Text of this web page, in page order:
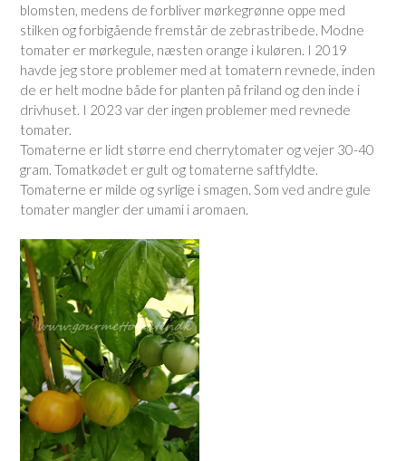
blomsten, medens de forbliver mørkegrønne oppe med
stilken og forbigående fremstår de zebrastribede. Modne
tomater er mørkegule, næsten orange i kuløren. I 2019
havde jeg store problemer med at tomatern revnede, inden
de er helt modne både for planten på friland og den inde i
drivhuset. I 2023 var der ingen problemer med revnede
tomater.
Tomaterne er lidt større end cherrytomater og vejer 30-40
gram. Tomatkødet er gult og tomaterne saftfyldte.
Tomaterne er milde og syrlige i smagen. Som ved andre gule
tomater mangler der umami i aromaen.